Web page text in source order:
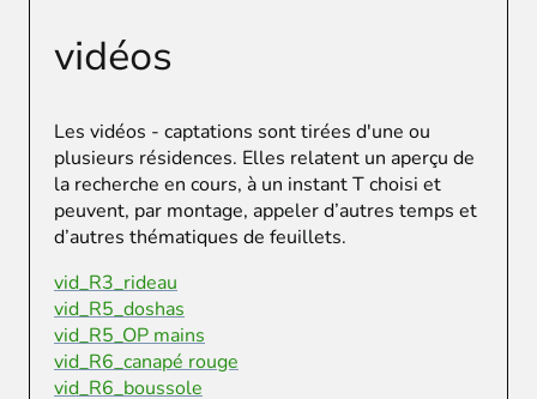
vidéos
Les vidéos - captations sont tirées d'une ou
plusieurs résidences. Elles relatent un aperçu de
la recherche en cours, à un instant T choisi et
peuvent, par montage, appeler d’autres temps et
d’autres thématiques de feuillets.
vid_R3_rideau
vid_R5_doshas
vid_R5_OP mains
vid_R6_canapé rouge
vid_R6_boussole